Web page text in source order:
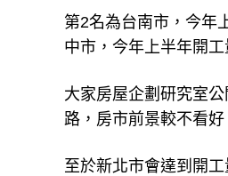
第2名為台南市，今年
中市，今年上半年開
大家房屋企劃研究室
路，房市前景較不看
至於新北市會達到開